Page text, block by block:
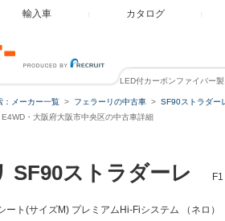
輸入車 カタログ
カーボンファイバーホイール LED付カーボンファイバー
：メーカー一覧 フェラーリの中古車 SF90ストラダー
・大阪府大阪市中央区の中古車詳細
SF90ストラダーレ
ート(サイズM) プレミアムHi-Fiシステム （ネロ）